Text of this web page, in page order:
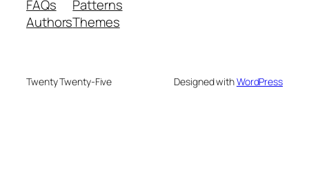
FAQs
Authors
Patterns
Themes
Twenty Twenty-Five Designed withWordPress